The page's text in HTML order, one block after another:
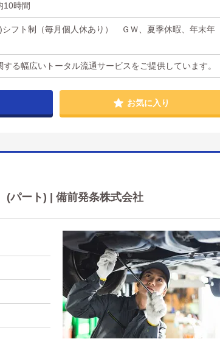
時間
フト制（毎月個人休あり） ＧＷ、夏季休暇、年末年
る幅広いトータル流通サービスをご提供しています。
お気に入り
(パート) | 備前発条株式会社